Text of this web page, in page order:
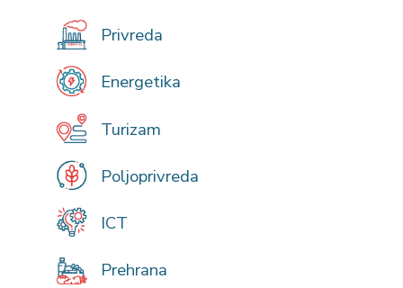
Privreda
Energetika
Turizam
Poljoprivreda
ICT
Prehrana